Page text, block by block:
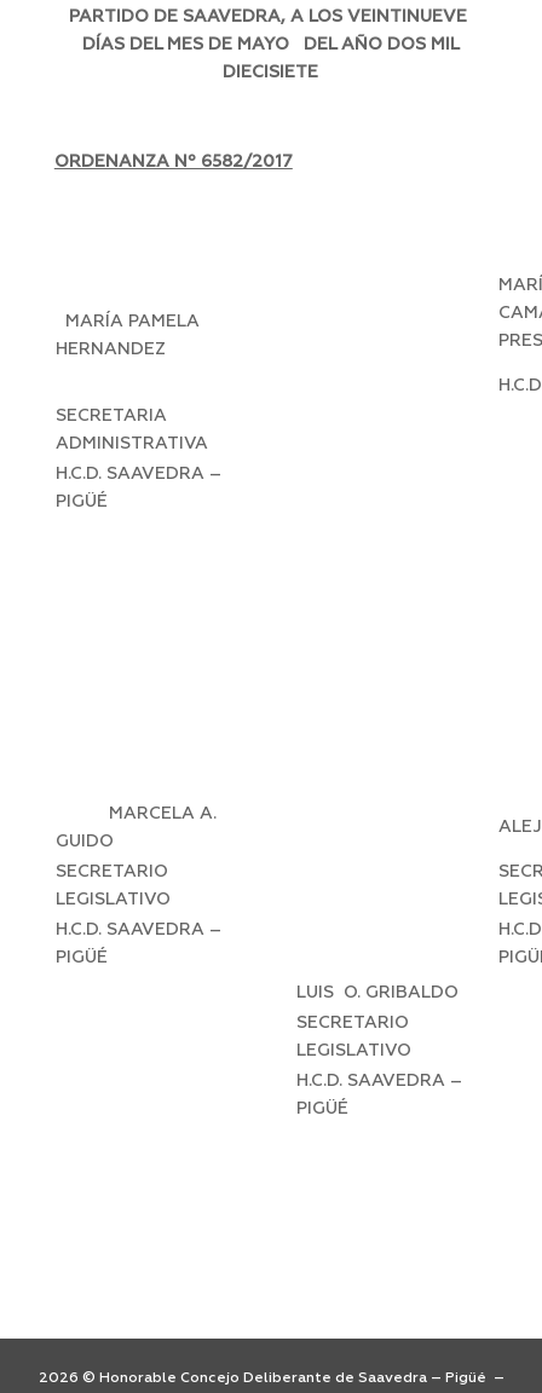
PARTIDO DE SAAVEDRA, A LOS VEINTINUEVE
DÍAS DEL MES DE MAYO DEL AÑO DOS MIL
DIECISIETE
ORDENANZA Nº 6582/2017
MARÍA PAMELA
HERNANDEZ
SECRETARIA
ADMINISTRATIVA
H.C.D. SAAVEDRA –
PIGÜÉ
MARCELA A.
GUIDO
SECRETARIO
LEGISLATIVO
H.C.D. SAAVEDRA –
PIGÜÉ
LUIS O. GRIBALDO
SECRETARIO
LEGISLATIVO
H.C.D. SAAVEDRA –
PIGÜÉ
2026 © Honorable Concejo Deliberante de Saavedra – Pigüé –